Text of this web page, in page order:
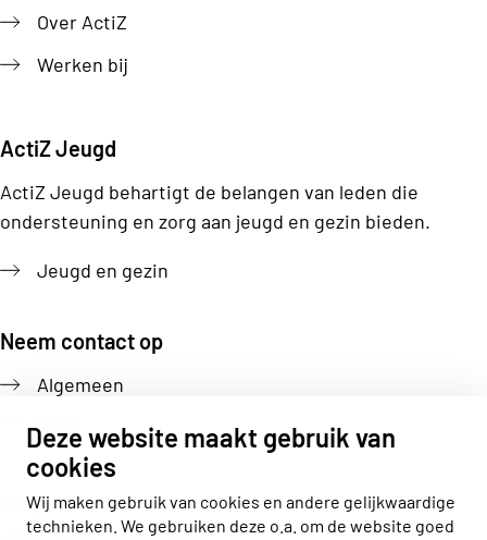
Deze website maakt gebruik van
cookies
Wij maken gebruik van cookies en andere gelijkwaardige
technieken. We gebruiken deze o.a. om de website goed
Over ActiZ
Werken bij
ActiZ Jeugd
ActiZ Jeugd behartigt de belangen van leden die
ondersteuning en zorg aan jeugd en gezin bieden.
Jeugd en gezin
Neem contact op
Algemeen
Pers
Volg ons